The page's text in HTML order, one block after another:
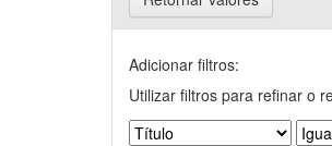
Adicionar filtros:
Utilizar filtros para refinar o